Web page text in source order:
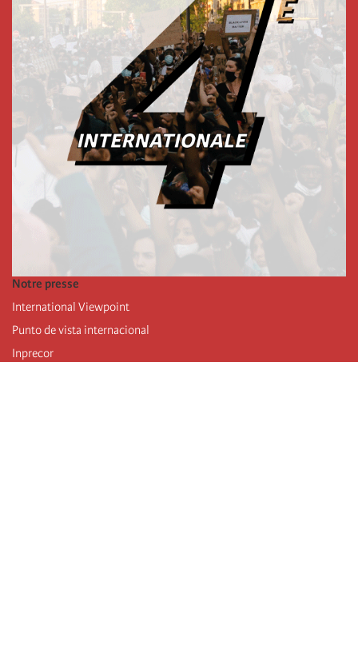
Notre presse
International Viewpoint
Punto de vista internacional
Inprecor